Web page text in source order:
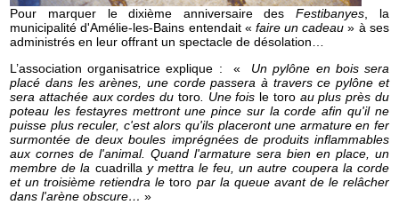
Pour marquer le dixième anniversaire desFestibanyes , la
municipalité d'Amélie-les-Bains entendait « faire un cadeau » à ses
administrés en leur offrant un spectacle de désolation…
L’association organisatrice explique : «
Un pylône en bois sera
placé dans les arènes, une corde passera à travers ce pylône et
sera attachée aux cordes du toro. Une fois le toroau plus près du
poteau les festayres mettront une pince sur la corde afin qu'il ne
puisse plus reculer, c'est alors qu'ils placeront une armature en fer
surmontée de deux boules imprégnées de produits inflammables
aux cornes de l'animal. Quand l'armature sera bien en place, un
membre de la cuadrillay mettra le feu, un autre coupera la corde
et un troisième retiendra letoro par la queue avant de le relâcher
dans l'arène obscure…»